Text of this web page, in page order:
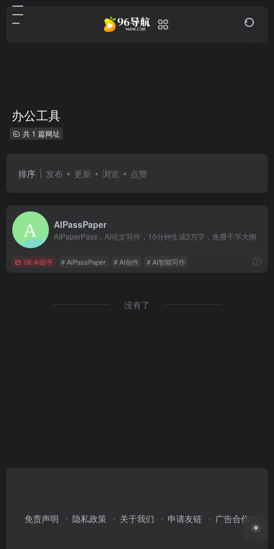
办公工具
共 1 篇网址
排序 发布 更新 浏览 点赞
AIPassPaper
AIPaperPass，AI论文写作，10分钟生成3万字，免费千字大纲
08-AI助手 # AIPassPaper # AI创作 # AI智能写作
没有了
免责声明 隐私政策 关于我们 申请友链 广告合作